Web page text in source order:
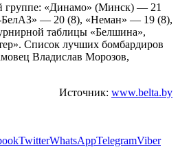
группе: «Динамо» (Минск) — 21
БелАЗ» — 20 (8), «Неман» — 19 (8),
таблицы «Белшина»,
Список лучших бомбардиров
Владислав Морозов,
Источник: www.belta.by
TwitterWhatsAppTelegramViber